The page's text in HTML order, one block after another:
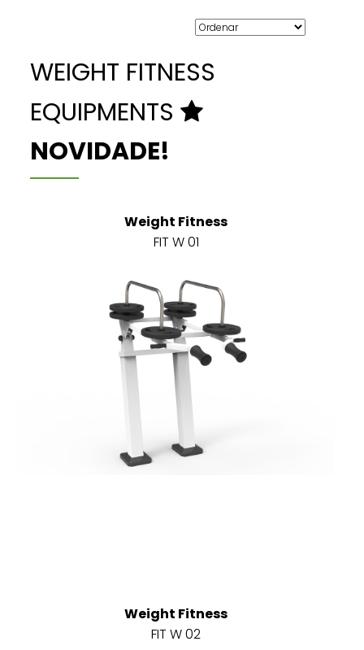
WEIGHT FITNESS
EQUIPMENTS
NOVIDADE!
Weight Fitness
FIT W 01
Weight Fitness
FIT W 02